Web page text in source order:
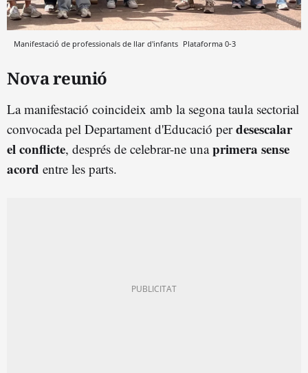
Manifestació de professionals de llar d'infants Plataforma 0-3
Nova reunió
La manifestació coincideix amb la segona taula sectorial
convocada pel Departament d'Educació perdesescalar
el conflicte, després de celebrar-ne unaprimera sense
acord entre les parts.